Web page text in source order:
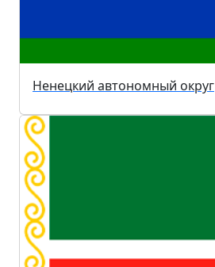
Ненецкий автономный округ